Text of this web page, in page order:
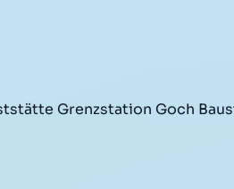
Grenzstation Goch